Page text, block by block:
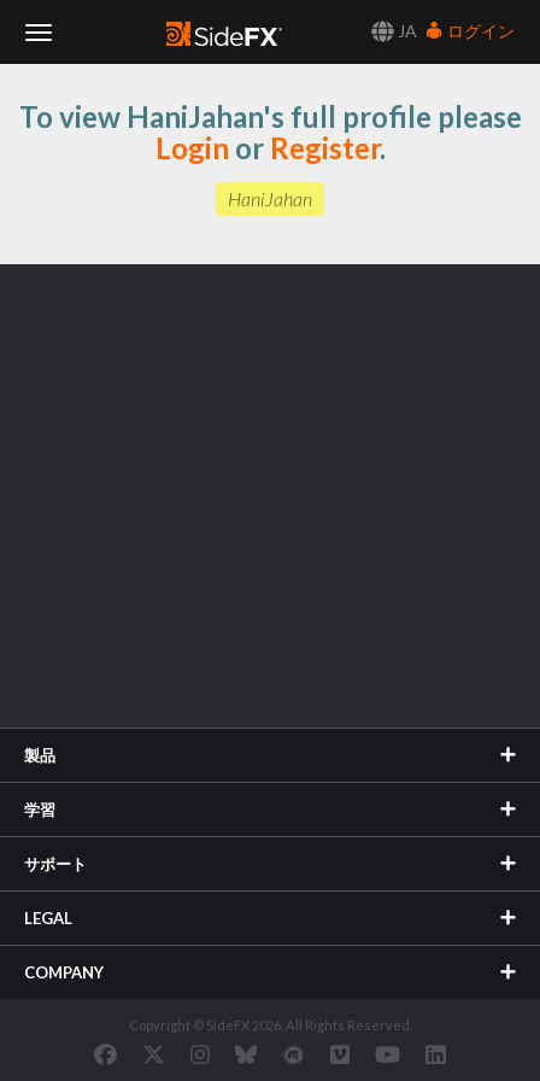
JA
ログイン
Navigation
To view HaniJahan's full profile please
Login or Register.
HaniJahan
製品
学習
サポート
LEGAL
COMPANY
Copyright © SideFX 2026. All Rights Reserved.